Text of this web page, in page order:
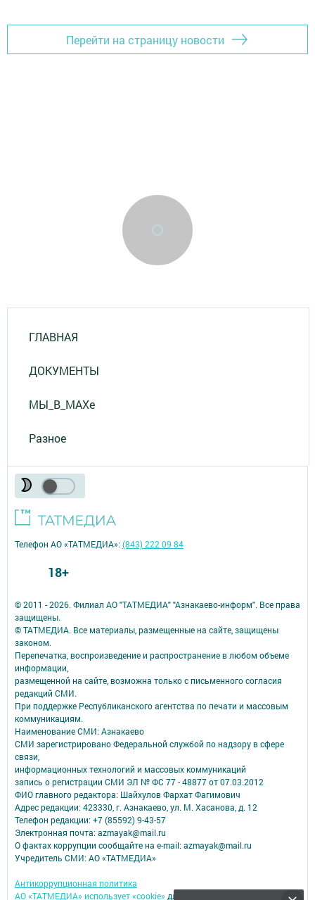
Перейти на страницу новости
ГЛАВНАЯ
ДОКУМЕНТЫ
МЫ_В_MAXе
Разное
© 2011 - 2026. Филиал АО "ТАТМЕДИА" "Азнакаево-информ". Все права
защищены.
© ТАТМЕДИА. Все материалы, размещенные на сайте, защищены
законом.
Перепечатка, воспроизведение и распространение в любом объеме
информации,
размещенной на сайте, возможна только с письменного согласия
редакций СМИ.
При поддержке Республиканского агентства по печати и массовым
коммуникациям.
Наименование СМИ: Азнакаево
СМИ зарегистрировано Федеральной службой по надзору в сфере
связи,
информационных технологий и массовых коммуникаций
запись о регистрации СМИ ЭЛ № ФС 77 - 48877 от 07.03.2012
ФИО главного редактора: Шайхулов Фархат Фагимович
Адрес редакции: 423330, г. Азнакаево, ул. М. Хасанова, д. 12
Телефон редакции: +7 (85592) 9-43-57
Электронная почта: azmayak@mail.ru
О фактах коррупции сообщайте на e-mail: azmayak@mail.ru
Учредитель СМИ: АО «ТАТМЕДИА»
Антикоррупционная политика
АО «ТАТМЕДИА» использует «cookie» для персонализации сервисов и
Телефон АО «ТАТМЕДИА»:(843) 222 09 84
18+